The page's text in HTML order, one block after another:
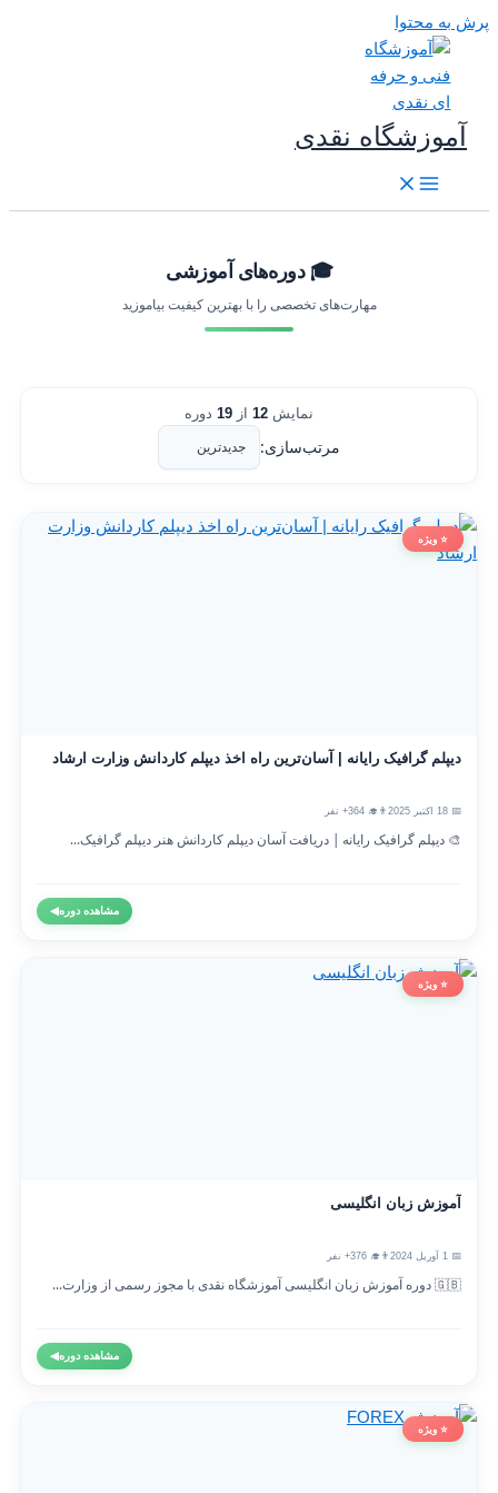
به محتوا
آموزشگاه نقدی
🎓 دوره‌های آموزشی
مهارت‌های تخصصی را با بهترین کیفیت بیاموزید
نمایش12 از 19 دوره
مرتب‌سازی:
⭐ ویژه
دیپلم گرافیک رایانه | آسان‌ترین راه اخذ دیپلم کاردانش وزارت ارشاد
👨‍🎓 364+ نفر
🎨 دیپلم گرافیک رایانه | دریافت آسان دیپلم کاردانش هنر دیپلم گرافیک...
مشاهده دوره◀
⭐ ویژه
آموزش زبان انگلیسی
👨‍🎓 376+ نفر
🇬🇧 دوره آموزش زبان انگلیسی آموزشگاه نقدی با مجوز رسمی از وزارت...
مشاهده دوره◀
⭐ ویژه